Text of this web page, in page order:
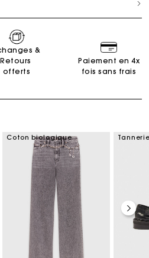
&
Retours
offerts
Paiement en 4x
fois sans frais
Coton biologique